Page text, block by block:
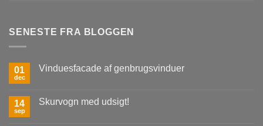
SENESTE FRA BLOGGEN
01
dec
Vinduesfacade af genbrugsvinduer
Vinduesfacade
14
sep
Skurvogn med udsigt!